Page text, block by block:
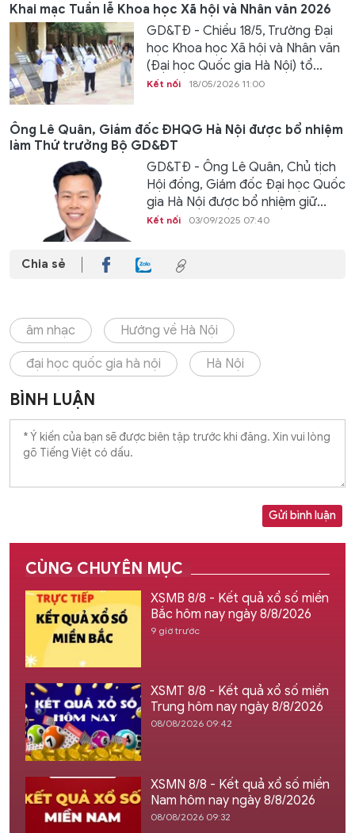
Khai mạc Tuần lễ Khoa học Xã hội và Nhân văn 2026
GD&TĐ - Chiều 18/5, Trường Đại
học Khoa học Xã hội và Nhân văn
(Đại học Quốc gia Hà Nội) tổ...
Kết nối 18/05/2026 11:00
Ông Lê Quân, Giám đốc ĐHQG Hà Nội được bổ nhiệm
làm Thứ trưởng Bộ GD&ĐT
GD&TĐ - Ông Lê Quân, Chủ tịch
Hội đồng, Giám đốc Đại học Quốc
gia Hà Nội được bổ nhiệm giữ...
Kết nối 03/09/2025 07:40
Chia sẻ
âm nhạc Hướng về Hà Nội
đại học quốc gia hà nội Hà Nội
BÌNH LUẬN
Gửi bình luận
CÙNG CHUYÊN MỤC
XSMB 8/8 - Kết quả xổ số miền
Bắc hôm nay ngày 8/8/2026
9 giờ trước
XSMT 8/8 - Kết quả xổ số miền
Trung hôm nay ngày 8/8/2026
08/08/2026 09:42
XSMN 8/8 - Kết quả xổ số miền
Nam hôm nay ngày 8/8/2026
08/08/2026 09:32